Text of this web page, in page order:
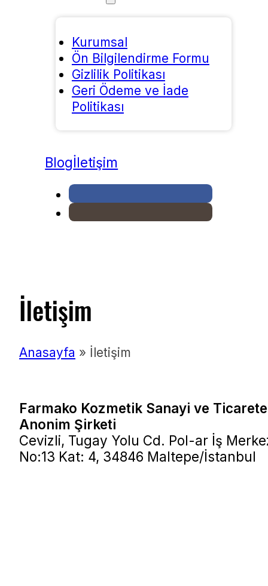
Kurumsal
Ön Bilgilendirme Formu
Gizlilik Politikası
Geri Ödeme ve İade
Politikası
Blogİletişim
İletişim
Anasayfa » İletişim
Farmako Kozmetik Sanayi ve Ticarete
Anonim Şirketi
Cevizli, Tugay Yolu Cd. Pol-ar İş
No:13 Kat: 4, 34846 Maltepe/İstanbul